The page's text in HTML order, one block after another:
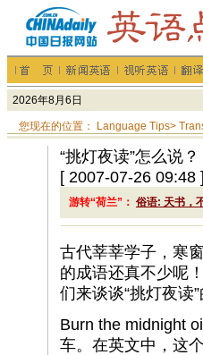
您现在的位置： Language Tips>
“挑灯夜读”怎么说？
[ 2007-07-26 09:48 ]
游转“荷兰”： 俗语: 天书，
古代莘莘学子，寒
的成语还真不少呢
们来谈谈“挑灯夜读”
Burn the midnight
车。在英文中，这